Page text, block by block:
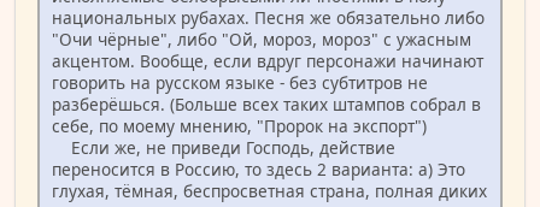
национальных рубахах. Песня же обязательно либо
"Очи чёрные", либо "Ой, мороз, мороз" с ужасным
акцентом. Вообще, если вдруг персонажи начинают
говорить на русском языке - без субтитров не
разберёшься. (Больше всех таких штампов собрал в
себе, по моему мнению, "Пророк на экспорт")
Если же, не приведи Господь, действие
переносится в Россию, то здесь 2 варианта: а) Это
глухая, тёмная, беспросветная страна, полная диких